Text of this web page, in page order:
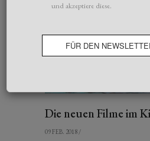
Die neuen Filme im
09 FEB. 2018 /
und akzeptiere diese.